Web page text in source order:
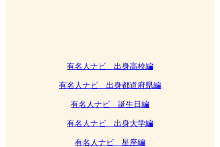
有名人ナビ 出身高校編
有名人ナビ 出身都道府県編
有名人ナビ 誕生日編
有名人ナビ 出身大学編
有名人ナビ 星座編